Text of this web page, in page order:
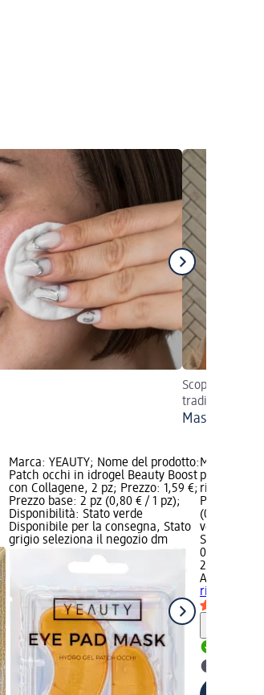
Scopri il trend
tradizionale
Massaggio
Marca: YEAUTY; Nome del prodotto:
Patch occhi in idrogel Beauty Boost
con Collagene, 2 pz; Prezzo: 1,59 €;
Prezzo base: 2 pz (0,80 € / 1 pz);
Disponibilità: Stato verde
Disponibile per la consegna, Stato
grigio seleziona il negozio dm
Marca:
prodotto:
Prezzo:
(0,50 € / 1
verde
Stato
0,99 €
2 pz (0,50 €
ACTY MASK